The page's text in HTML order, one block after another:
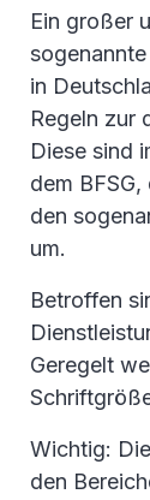
Ein großer
in
Regeln zur
Diese sind
dem
den
um.
Betroffen
Geregelt
Wichtig:
den